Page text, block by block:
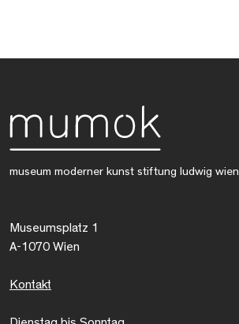
museum moderner kunst stiftung ludwig wien
Museumsplatz 1
A-1070 Wien
Kontakt